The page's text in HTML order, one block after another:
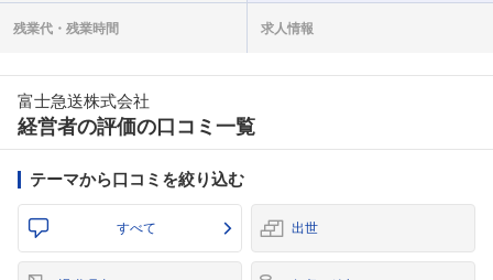
残業代・ 残業時間 求人情報
富士急送株式会社
経営者の評価の口コミ一覧
テーマから口コミを絞り込む
すべて 出世